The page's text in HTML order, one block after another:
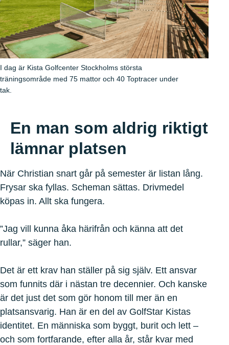
I dag är Kista Golfcenter Stockholms största
träningsområde med 75 mattor och 40 Toptracer under
tak.
En man som aldrig riktigt
lämnar platsen
När Christian snart går på semester är listan lång.
Frysar ska fyllas. Scheman sättas. Drivmedel
köpas in. Allt ska fungera.
”Jag vill kunna åka härifrån och känna att det
rullar,” säger han.
Det är ett krav han ställer på sig själv. Ett ansvar
som funnits där i nästan tre decennier. Och kanske
är det just det som gör honom till mer än en
platsansvarig. Han är en del av GolfStar Kistas
identitet. En människa som byggt, burit och lett –
och som fortfarande, efter alla år, står kvar med